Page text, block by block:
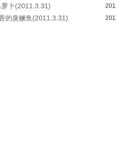
卜(2011.3.31)
的臭鳜鱼(2011.3.31)